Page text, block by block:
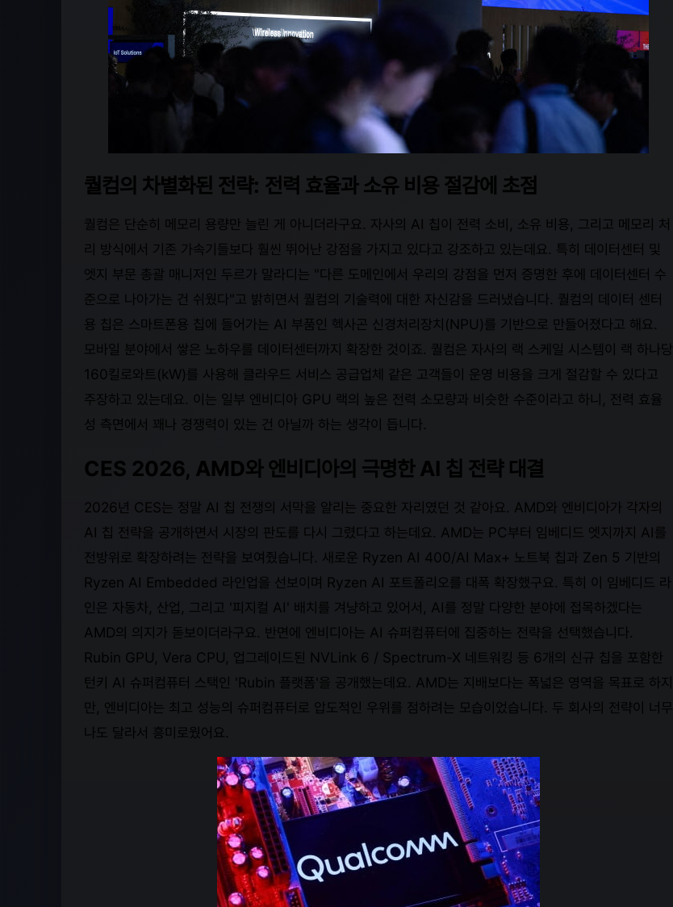
퀄컴의 차별화된 전략: 전력 효율과 소유 비용 절감에 초점
퀄컴은 단순히 메모리 용량만 늘린 게 아니더라구요. 자사의 AI 칩이 전력 소비, 소유 비용, 그리고 메모리 처
리 방식에서 기존 가속기들보다 훨씬 뛰어난 강점을 가지고 있다고 강조하고 있는데요. 특히 데이터센터 및
엣지 부문 총괄 매니저인 두르가 말라디는 "다른 도메인에서 우리의 강점을 먼저 증명한 후에 데이터센터 수
준으로 나아가는 건 쉬웠다"고 밝히면서 퀄컴의 기술력에 대한 자신감을 드러냈습니다. 퀄컴의 데이터 센터
용 칩은 스마트폰용 칩에 들어가는 AI 부품인 헥사곤 신경처리장치(NPU)를 기반으로 만들어졌다고 해요.
모바일 분야에서 쌓은 노하우를 데이터센터까지 확장한 것이죠. 퀄컴은 자사의 랙 스케일 시스템이 랙 하나당
160킬로와트(kW)를 사용해 클라우드 서비스 공급업체 같은 고객들이 운영 비용을 크게 절감할 수 있다고
주장하고 있는데요. 이는 일부 엔비디아 GPU 랙의 높은 전력 소모량과 비슷한 수준이라고 하니, 전력 효율
성 측면에서 꽤나 경쟁력이 있는 건 아닐까 하는 생각이 듭니다.
CES 2026, AMD와 엔비디아의 극명한 AI 칩 전략 대결
2026년 CES는 정말 AI 칩 전쟁의 서막을 알리는 중요한 자리였던 것 같아요. AMD와 엔비디아가 각자의
AI 칩 전략을 공개하면서 시장의 판도를 다시 그렸다고 하는데요. AMD는 PC부터 임베디드 엣지까지 AI를
전방위로 확장하려는 전략을 보여줬습니다. 새로운 Ryzen AI 400/AI Max+ 노트북 칩과 Zen 5 기반의
Ryzen AI Embedded 라인업을 선보이며 Ryzen AI 포트폴리오를 대폭 확장했구요. 특히 이 임베디드 라
인은 자동차, 산업, 그리고 '피지컬 AI' 배치를 겨냥하고 있어서, AI를 정말 다양한 분야에 접목하겠다는
AMD의 의지가 돋보이더라구요. 반면에 엔비디아는 AI 슈퍼컴퓨터에 집중하는 전략을 선택했습니다.
Rubin GPU, Vera CPU, 업그레이드된 NVLink 6 / Spectrum-X 네트워킹 등 6개의 신규 칩을 포함한
턴키 AI 슈퍼컴퓨터 스택인 'Rubin 플랫폼'을 공개했는데요. AMD는 지배보다는 폭넓은 영역을 목표로 하지
만, 엔비디아는 최고 성능의 슈퍼컴퓨터로 압도적인 우위를 점하려는 모습이었습니다. 두 회사의 전략이 너무
나도 달라서 흥미로웠어요.